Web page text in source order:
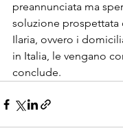
preannunciata ma
soluzione prospettata
Ilaria, ovvero i
in Italia, le vengano
conclude.